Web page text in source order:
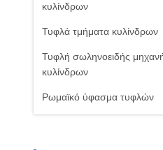
κυλίνδρων
Τυφλά τμήματα κυλίνδρων
Τυφλή σωληνοειδής
κυλίνδρων
Ρωμαϊκό ύφασμα τυφλών